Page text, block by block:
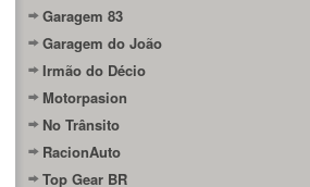
Garagem 83
Garagem do João
Irmão do Décio
Motorpasion
No Trânsito
RacionAuto
Top Gear BR